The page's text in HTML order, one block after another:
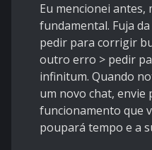
Eu mencionei antes,
fundamental. Fuja
pedir para corrigir
outro erro > pedir
infinitum. Quando
um novo chat, envie
funcionamento que
poupará tempo e a